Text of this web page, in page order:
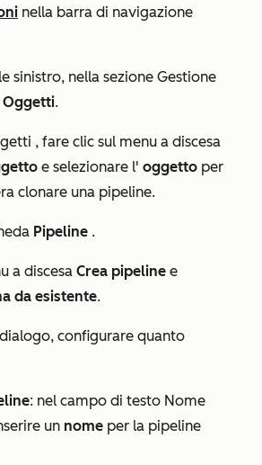
nella barra di navigazione
sinistro, nella sezione Gestione
Oggetti.
, fare clic sul menu a discesa
e selezionare l' oggetto per
clonare una pipeline.
Pipeline .
a discesa Crea pipeline e
da esistente.
configurare quanto
: nel campo di testo Nome
un nome per la pipeline